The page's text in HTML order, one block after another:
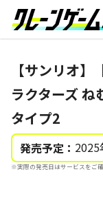
【サンリオ
ラクターズ ね
タイプ2
発売予定：
※実際の発売日はサービスをご確